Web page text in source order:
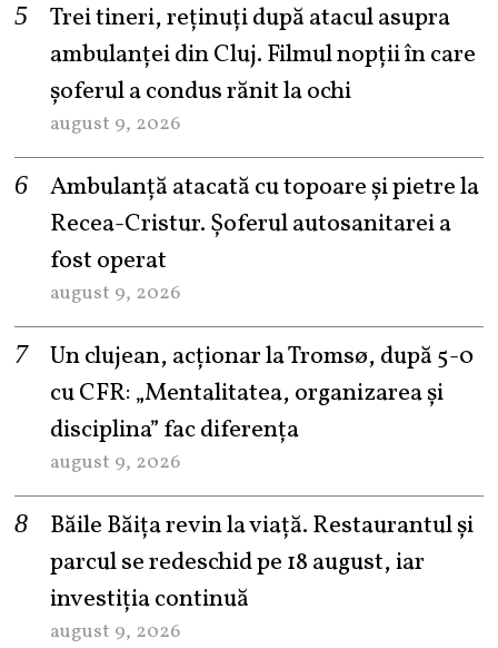
Trei tineri, reținuți după atacul asupra
ambulanței din Cluj. Filmul nopții în care
șoferul a condus rănit la ochi
august 9, 2026
Ambulanță atacată cu topoare și pietre la
Recea-Cristur. Șoferul autosanitarei a
fost operat
august 9, 2026
Un clujean, acționar la Tromsø, după 5-0
cu CFR: „Mentalitatea, organizarea și
disciplina” fac diferența
august 9, 2026
Băile Băița revin la viață. Restaurantul și
parcul se redeschid pe 18 august, iar
investiția continuă
august 9, 2026